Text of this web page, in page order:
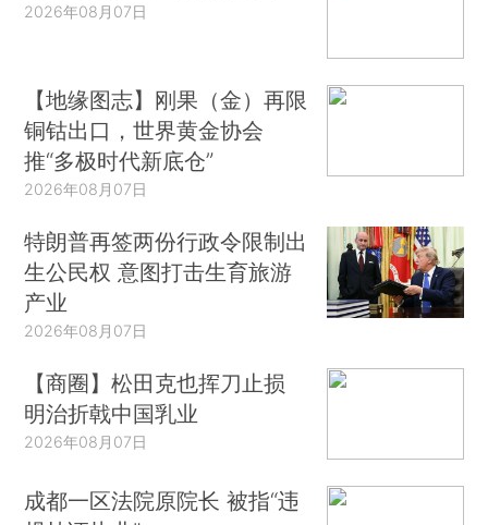
2026年08月07日
【地缘图志】刚果（金）再限
铜钴出口，世界黄金协会
推“多极时代新底仓”
2026年08月07日
特朗普再签两份行政令限制出
生公民权 意图打击生育旅游
产业
2026年08月07日
【商圈】松田克也挥刀止损
明治折戟中国乳业
2026年08月07日
成都一区法院原院长 被指“违